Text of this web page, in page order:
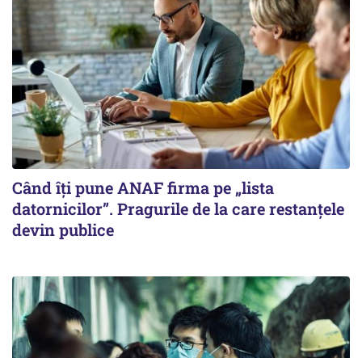
Când îți pune ANAF firma pe „lista
datornicilor”. Pragurile de la care restanțele
devin publice